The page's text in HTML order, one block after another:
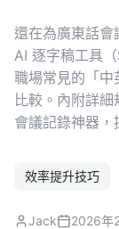
還在為廣東話
AI 逐字稿工具
職場常見的「中
比較。內附詳
會議記錄神器，
效率提升技巧
Jack 2026年